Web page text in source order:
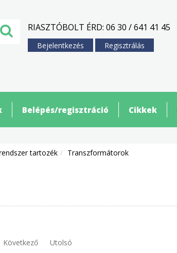
RIASZTÓBOLT ÉRD: 06 30 / 641 41 45
Bejelentkezés Regisztrálás
Belépés/regisztráció Cikkek
tartozék Transzformátorok
Következő Utolsó